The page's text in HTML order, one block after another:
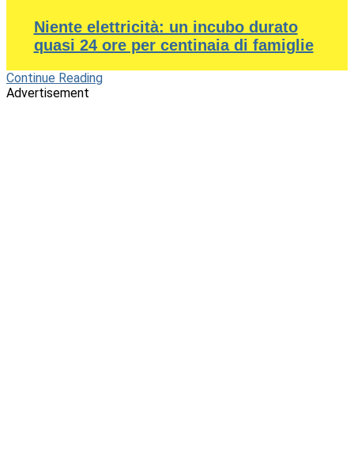
Niente elettricità: un incubo durato
quasi 24 ore per centinaia di famiglie
Continue Reading
Advertisement